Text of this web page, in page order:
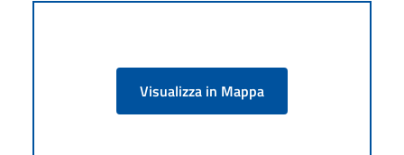
Visualizza in Mappa